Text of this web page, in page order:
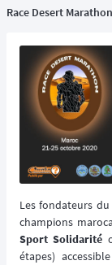
Race Desert Marathon
Les fondateurs du
champions
Sport Solidarité
étapes)